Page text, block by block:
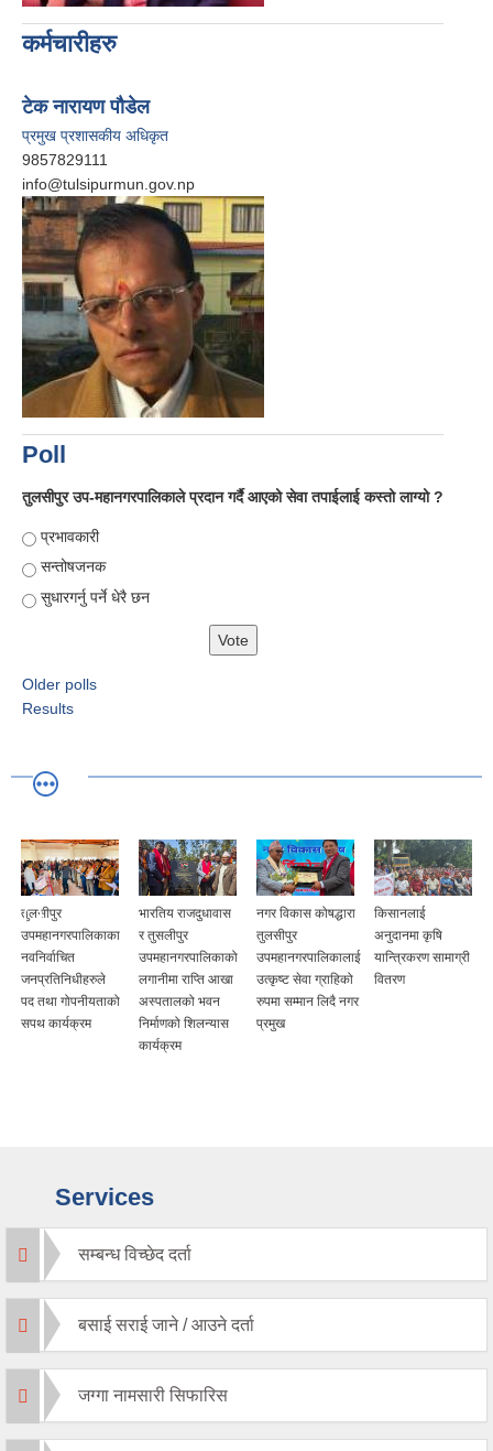
कर्मचारीहरु
टेक नारायण पौडेल
प्रमुख प्रशासकीय अधिकृत
9857829111
info@tulsipurmun.gov.np
Poll
तुलसीपुर उप-महानगरपालिकाले प्रदान गर्दै आएको सेवा तपाईलाई कस्तो लाग्यो ?
Choices
प्रभावकारी
सन्तोषजनक
सुधारगर्नु पर्ने धेरै छन
Older polls
Results
तुलसीपुर
उपमहानगरपालिकाका
नवनिर्वाचित
जनप्रतिनिधीहरुले
पद तथा गोपनीयताको
सपथ कार्यक्रम
भारतिय राजदुधावास
र तुसलीपुर
उपमहानगरपालिकाको
लगानीमा राप्ति आखा
अस्पतालको भवन
निर्माणको शिलन्यास
कार्यक्रम
नगर विकास कोषद्धारा
तुलसीपुर
उपमहानगरपालिकालाई
उत्कृष्ट सेवा ग्राहिको
रुपमा सम्मान लिदै नगर
प्रमुख
किसानलाई
अनुदानमा कृषि
यान्त्रिकरण सामाग्री
वितरण
Services
सम्बन्ध विच्छेद दर्ता
बसाई सराई जाने / आउने दर्ता
जग्गा नामसारी सिफारिस